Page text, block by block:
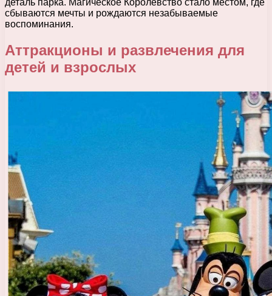
сбываются мечты и рождаются незабываемые
воспоминания.
Аттракционы и развлечения для
детей и взрослых